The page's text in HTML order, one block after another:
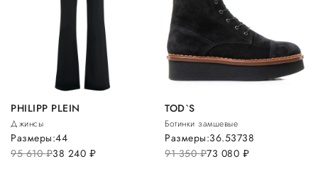
PHILIPP PLEIN
Джинсы
95 610руб.38 240 руб.
Размеры:44
TOD`S
Ботинки замшевые
91 350руб.73 080 руб.
Размеры:36.53738